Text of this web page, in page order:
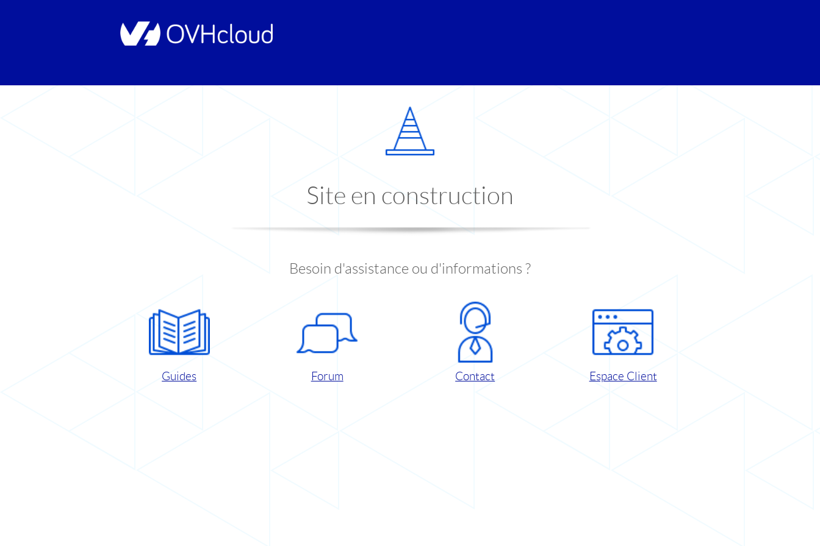
Site en construction
Besoin d'assistance ou d'informations ?
Guides Forum Contact Espace Client